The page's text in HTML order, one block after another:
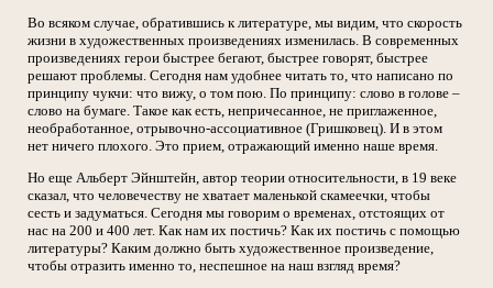
Во всяком случае, обратившись к литературе, мы видим, что скорость
жизни в художественных произведениях изменилась. В современных
произведениях герои быстрее бегают, быстрее говорят, быстрее
решают проблемы. Сегодня нам удобнее читать то, что написано по
принципу чукчи: что вижу, о том пою. По принципу: слово в голове –
слово на бумаге. Такое как есть, непричесанное, не приглаженное,
необработанное, отрывочно-ассоциативное (Гришковец). И в этом
нет ничего плохого. Это прием, отражающий именно наше время.
Но еще Альберт Эйнштейн, автор теории относительности, в 19 веке
сказал, что человечеству не хватает маленькой скамеечки, чтобы
сесть и задуматься. Сегодня мы говорим о временах, отстоящих от
нас на 200 и 400 лет. Как нам их постичь? Как их постичь с помощью
литературы? Каким должно быть художественное произведение,
чтобы отразить именно то, неспешное на наш взгляд время?